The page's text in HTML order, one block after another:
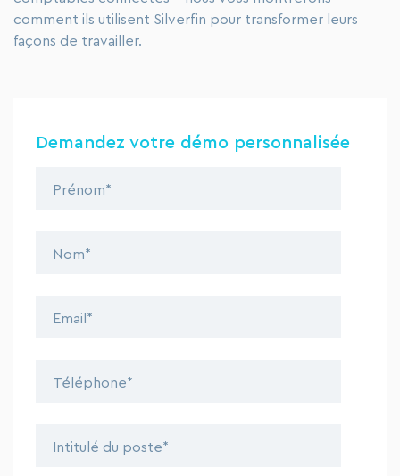
comment ils utilisent Silverfin pour transformer leurs
façons de travailler.
Demandez votre démo personnalisée